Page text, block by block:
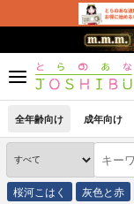
全年齢向け 成年向け
桜河こはく 灰色と赤